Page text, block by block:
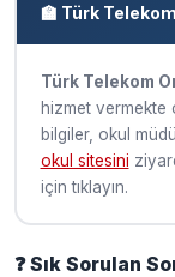
🏫 Türk
Türk Telekom
hizmet vermekte
bilgiler, okul
okul sitesini
için tıklayın.
❓ Sık Sorulan